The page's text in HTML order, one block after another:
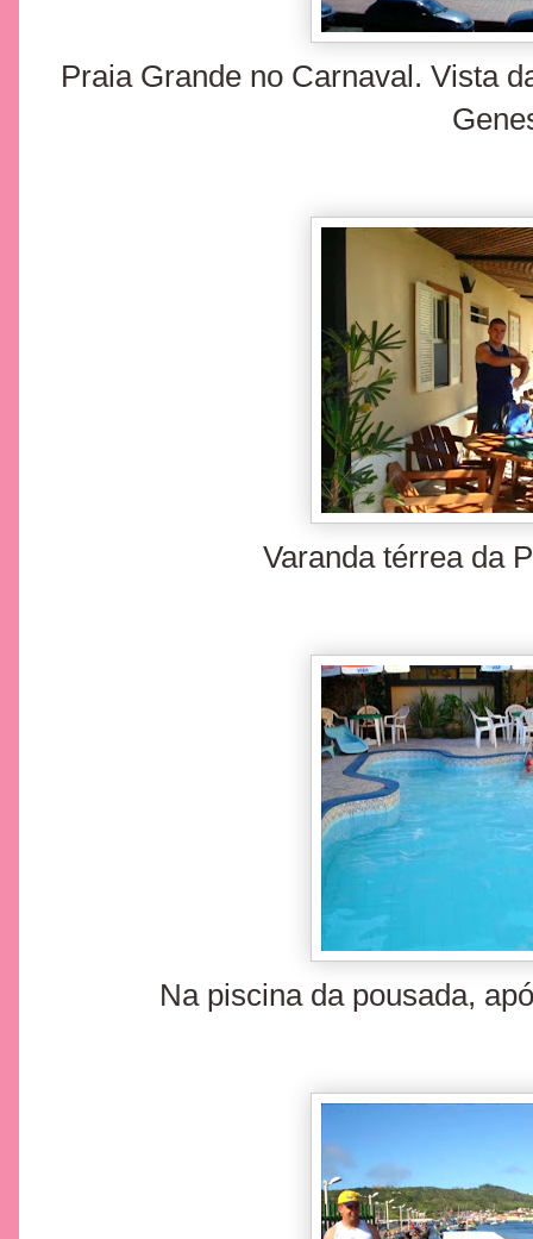
Praia Grande no Carnaval. Vista
Varanda térrea da
Na piscina da pousada,